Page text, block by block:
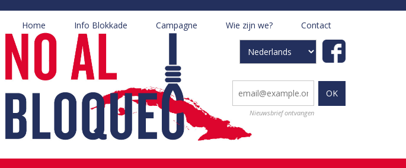
Home Info Blokkade Campagne Wie zijn we?
Contact
Select
Nieuwsbrief ontvangen